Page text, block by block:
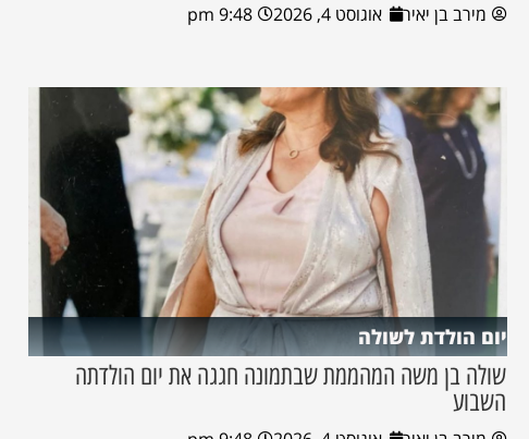
מירב בן יאיר אוגוסט 4, 2026 9:48 pm
יום הולדת לשולה
שולה בן משה המהממת שבתמונה חגגה את יום הולדתה
השבוע